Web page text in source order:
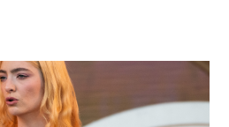
después de su paso por